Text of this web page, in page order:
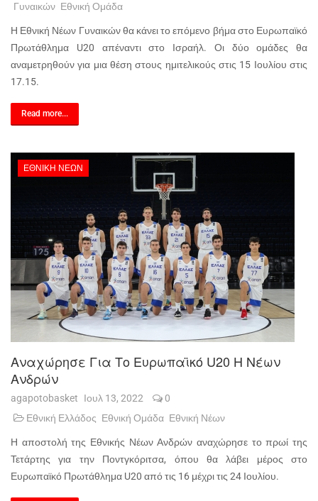
Γυναικών Εθνική Ομάδα
Η Εθνική Νέων Γυναικών θα κάνει το επόμενο βήμα στο Ευρωπαϊκό
Πρωτάθλημα U20 απέναντι στο Ισραήλ. Οι δύο ομάδες θα
αναμετρηθούν για μια θέση στους ημιτελικούς στις 15 Ιουλίου στις
17.15.
Read more...
ΕΘΝΙΚΉ ΝΈΩΝ
Αναχώρησε Για Το Ευρωπαϊκό U20 Η Νέων
Ανδρών
agapotobasket Ιουλ 13, 2022
0
Εθνική Ελλάδος Εθνική Ομάδα Εθνική Νέων
Η αποστολή της Εθνικής Νέων Ανδρών αναχώρησε το πρωί της
Τετάρτης για την Ποντγκόριτσα, όπου θα λάβει μέρος στο
Ευρωπαϊκό Πρωτάθλημα U20 από τις 16 μέχρι τις 24 Ιουλίου.